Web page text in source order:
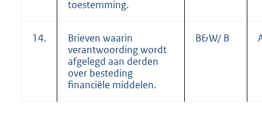
toestemming.
14.
Brieven waarin
verantwoording wordt
afgelegd aan derden
over besteding
financiële middelen.
B&W/ B